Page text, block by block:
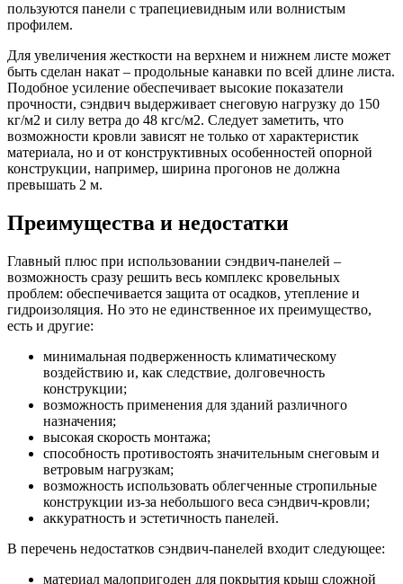
пользуются панели с трапециевидным или волнистым
профилем.
Для увеличения жесткости на верхнем и нижнем листе может
быть сделан накат – продольные канавки по всей длине листа.
Подобное усиление обеспечивает высокие показатели
прочности, сэндвич выдерживает снеговую нагрузку до 150
кг/м2 и силу ветра до 48 кгс/м2. Следует заметить, что
возможности кровли зависят не только от характеристик
материала, но и от конструктивных особенностей опорной
конструкции, например, ширина прогонов не должна
превышать 2 м.
Преимущества и недостатки
Главный плюс при использовании сэндвич-панелей –
возможность сразу решить весь комплекс кровельных
проблем: обеспечивается защита от осадков, утепление и
гидроизоляция. Но это не единственное их преимущество,
есть и другие:
минимальная подверженность климатическому
воздействию и, как следствие, долговечность
конструкции;
возможность применения для зданий различного
назначения;
высокая скорость монтажа;
способность противостоять значительным снеговым и
ветровым нагрузкам;
возможность использовать облегченные стропильные
конструкции из-за небольшого веса сэндвич-кровли;
аккуратность и эстетичность панелей.
В перечень недостатков сэндвич-панелей входит следующее:
материал малопригоден для покрытия крыш сложной